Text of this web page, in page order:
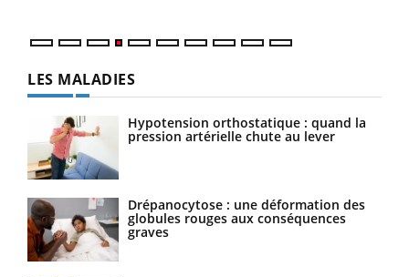
LES MALADIES
Hypotension orthostatique : quand la
pression artérielle chute au lever
Drépanocytose : une déformation des
globules rouges aux conséquences
graves